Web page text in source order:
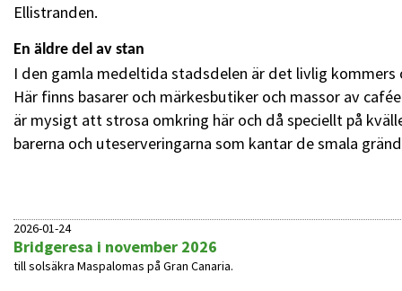
Ellistranden.
En äldre del av stan
I den gamla medeltida stadsdelen är det livlig kommers
Här finns basarer och märkesbutiker och massor av
är mysigt att strosa omkring här och då speciellt på
barerna och uteserveringarna som kantar de smala
2026-01-24
Bridgeresa i november 2026
till solsäkra Maspalomas på Gran Canaria.